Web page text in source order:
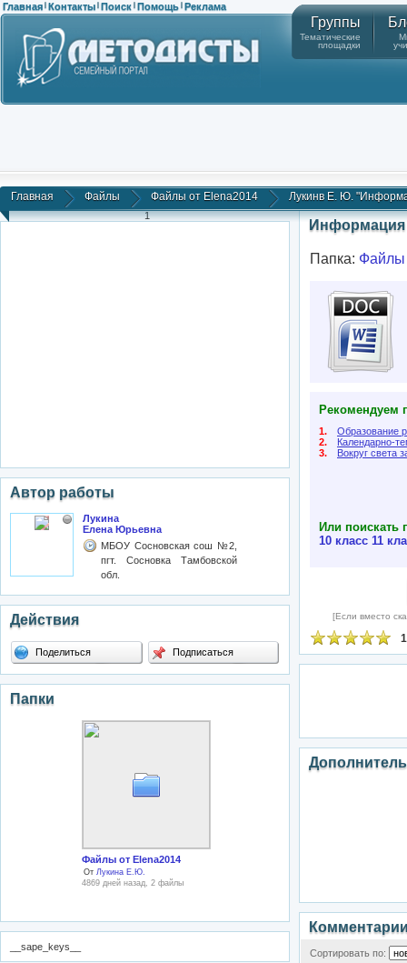
Главная | Контакты | Поиск | Помощь | Реклама
Группы
Тематические
площадки
Главная Файлы Файлы от Elena2014 Лукинв Е. Ю.
1
Автор работы
Лукина
Елена Юрьевна
МБОУ Сосновская сош №2,
пгт. Сосновка Тамбовской
обл.
Действия
Поделиться Подписаться
Папки
Файлы от Elena2014
От Лукина Е.Ю.
4869 дней назад, 2 файлы
__sape_keys__
Информация
Папка: Файлы
Рекомендуем
1.
Образование
2.
Календарно-
3.
Вокруг света
Или поискать
10 класс 11
[Если вместо
Сортировать по: